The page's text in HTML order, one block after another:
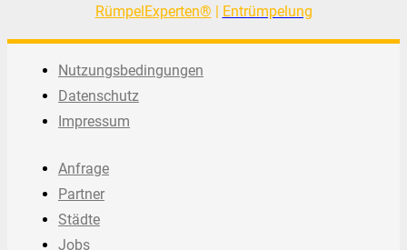
RümpelExperten® Entrümpelung
Nutzungsbedingungen
Datenschutz
Impressum
Anfrage
Partner
Städte
Jobs